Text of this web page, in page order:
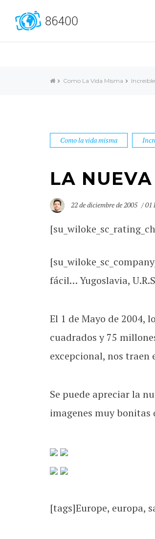
Como La Vida Misma
Como la vida misma
LA
22 de diciembre de 2005 01
fácil… Yugoslavia,
El 1 de Mayo de 2004,
cuadrados y 75
excepcional, nos traen
Se puede apreciar la
imagenes muy bonitas
[tags]Europe, europa,